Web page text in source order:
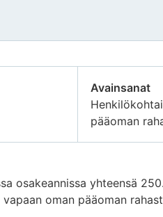
Avainsanat
pääoman
osakeannissa yhteensä
oman pääoman